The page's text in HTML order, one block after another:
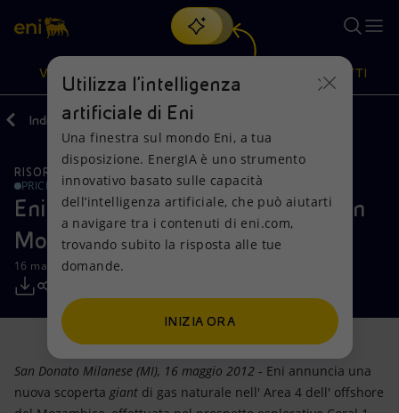
Cerca
scopri EnergIA, la nostra nuova soluzione di intelligenza
artificiale.
VISIONE
Visione
Mission e valori
Persone e Partnership
Net Zero
Modello satellitare
Energia accessibile
Azioni
Diversificazione energetica
Tecnologie per la transizione
Collaborazioni per l'innovazione
Attività nel mondo
PRODOTTI
Prodotti
Imprese
Mobilità
Indietro Media Comunicati Stampa
RISORSE NATURALI
PRICE SENSITIVE
Eni: nuovo e importante successo in
Mozambico
16 maggio 2012 - 11:20 CEST
San Donato Milanese (MI), 16 maggio 2012 - Eni annuncia una
nuova scoperta giant di gas naturale nell' Area 4 dell' offshore
Utilizza l'intelligenza
artificiale di Eni
Una finestra sul mondo Eni, a tua
disposizione. EnergIA è uno strumento
innovativo basato sulle capacità
dell’intelligenza artificiale, che può aiutarti
a navigare tra i contenuti di eni.com,
trovando subito la risposta alle tue
domande.
INIZIA ORA